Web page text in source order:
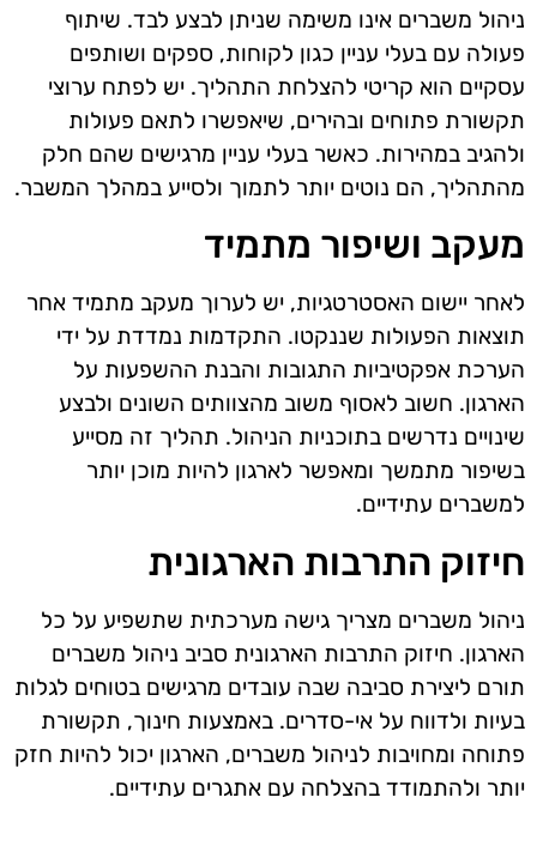
ניהול משברים אינו משימה שניתן לבצע לבד. שיתוף
פעולה עם בעלי עניין כגון לקוחות, ספקים ושותפים
עסקיים הוא קריטי להצלחת התהליך. יש לפתח ערוצי
תקשורת פתוחים ובהירים, שיאפשרו לתאם פעולות
ולהגיב במהירות. כאשר בעלי עניין מרגישים שהם חלק
מהתהליך, הם נוטים יותר לתמוך ולסייע במהלך המשבר.
מעקב ושיפור מתמיד
לאחר יישום האסטרטגיות, יש לערוך מעקב מתמיד אחר
תוצאות הפעולות שננקטו. התקדמות נמדדת על ידי
הערכת אפקטיביות התגובות והבנת ההשפעות על
הארגון. חשוב לאסוף משוב מהצוותים השונים ולבצע
שינויים נדרשים בתוכניות הניהול. תהליך זה מסייע
בשיפור מתמשך ומאפשר לארגון להיות מוכן יותר
למשברים עתידיים.
חיזוק התרבות הארגונית
ניהול משברים מצריך גישה מערכתית שתשפיע על כל
הארגון. חיזוק התרבות הארגונית סביב ניהול משברים
תורם ליצירת סביבה שבה עובדים מרגישים בטוחים לגלות
בעיות ולדווח על אי-סדרים. באמצעות חינוך, תקשורת
פתוחה ומחויבות לניהול משברים, הארגון יכול להיות חזק
יותר ולהתמודד בהצלחה עם אתגרים עתידיים.